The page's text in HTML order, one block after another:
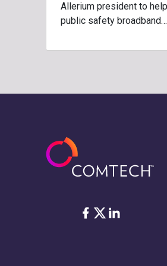
Allerium president to
public safety broadband…
Facebook
Twitter
LinkedIn